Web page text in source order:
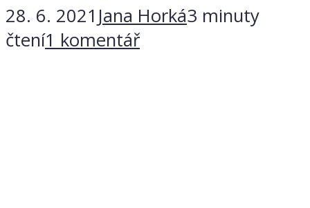
28. 6. 2021 Jana Horká3 minuty
čtení1 komentář